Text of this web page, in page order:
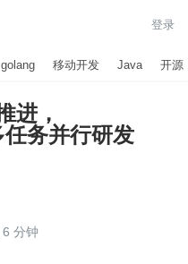
登录
golang 移动开发 Java 开源
进，
务并行研发
分钟